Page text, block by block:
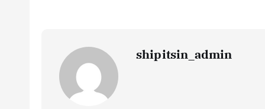
shipitsin_admin